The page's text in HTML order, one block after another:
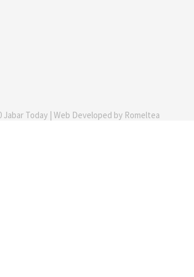
Jabar Today | Web Developed by Romeltea